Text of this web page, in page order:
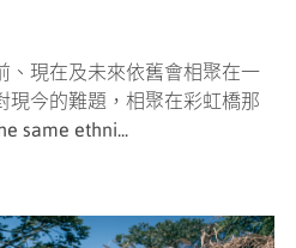
、現在及未來依舊會相聚在一
現今的難題，相聚在彩虹橋那
same ethni...